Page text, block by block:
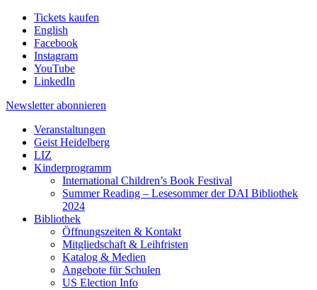
Tickets kaufen
English
Facebook
Instagram
YouTube
LinkedIn
Newsletter abonnieren
Veranstaltungen
Geist Heidelberg
LIZ
Kinderprogramm
International Children’s Book Festival
Summer Reading – Lesesommer der DAI Bibliothek
2024
Bibliothek
Öffnungszeiten & Kontakt
Mitgliedschaft & Leihfristen
Katalog & Medien
Angebote für Schulen
US Election Info